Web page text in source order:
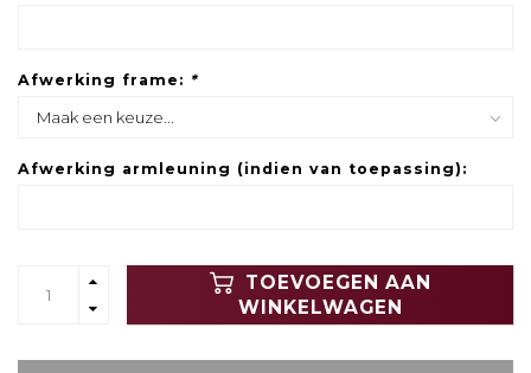
Afwerking frame: *
Afwerking armleuning (indien van toepassing):
TOEVOEGEN AAN
WINKELWAGEN